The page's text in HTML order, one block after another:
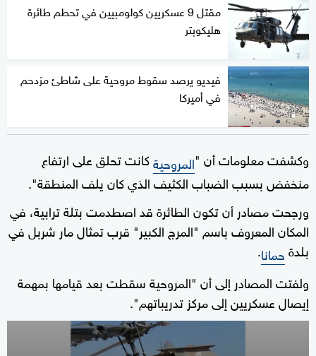
مقتل 9 عسكريين كولومبيين في تحطم طائرة
هليكوبتر
فيديو يرصد سقوط مروحية على شاطئ مزدحم
في أميركا
وكشفت معلومات أن "المروحيةكانت تحلق على ارتفاع
منخفض بسبب الضباب الكثيف الذي كان يلف المنطقة".
ورجحت مصادر أن تكون الطائرة قد اصطدمت بتلة ترابية، في
المكان المعروف باسم "المرج الكبير" قرب تمثال مار شربل في
بلدةحمانا.
ولفتت المصادر إلى أن "المروحية سقطت بعد قيامها بمهمة
إيصال عسكريين إلى مركز تدريباتهم".